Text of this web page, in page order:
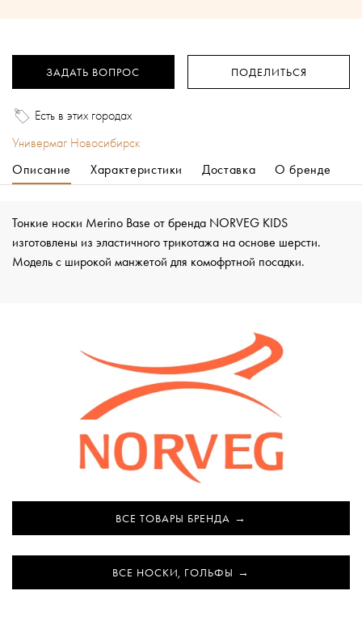
ЗАДАТЬ ВОПРОС ПОДЕЛИТЬСЯ
Есть в этих городах
Универмаг Новосибирск
Описание
Характеристики Доставка О бренде
Тонкие носки Merino Base от бренда NORVEG KIDS
изготовлены из эластичного трикотажа на основе шерсти.
Модель с широкой манжетой для комофртной посадки.
ВСЕ ТОВАРЫ БРЕНДА
ВСЕ НОСКИ, ГОЛЬФЫ